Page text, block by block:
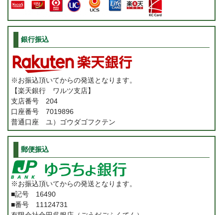
銀行振込
※お振込頂いてからの発送となります。
【楽天銀行 ワルツ支店】
支店番号 204
口座番号 7019896
普通口座 ユ）ゴウダゴフクテン
郵便振込
※お振込頂いてからの発送となります。
■記号 16490
■番号 11124731